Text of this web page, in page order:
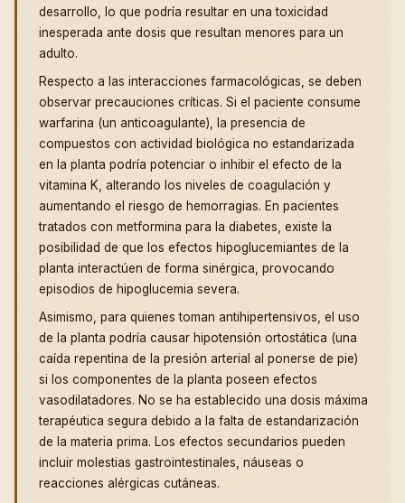
desarrollo, lo que podría resultar en una toxicidad
inesperada ante dosis que resultan menores para un
adulto.
Respecto a las interacciones farmacológicas, se deben
observar precauciones críticas. Si el paciente consume
warfarina (un anticoagulante), la presencia de
compuestos con actividad biológica no estandarizada
en la planta podría potenciar o inhibir el efecto de la
vitamina K, alterando los niveles de coagulación y
aumentando el riesgo de hemorragias. En pacientes
tratados con metformina para la diabetes, existe la
posibilidad de que los efectos hipoglucemiantes de la
planta interactúen de forma sinérgica, provocando
episodios de hipoglucemia severa.
Asimismo, para quienes toman antihipertensivos, el uso
de la planta podría causar hipotensión ortostática (una
caída repentina de la presión arterial al ponerse de pie)
si los componentes de la planta poseen efectos
vasodilatadores. No se ha establecido una dosis máxima
terapéutica segura debido a la falta de estandarización
de la materia prima. Los efectos secundarios pueden
incluir molestias gastrointestinales, náuseas o
reacciones alérgicas cutáneas.